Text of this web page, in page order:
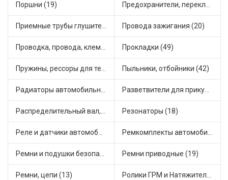
Поршни (19) Предохранители, переключатели, кнопки автомобильные (16)
Приемные трубы глушителя (19) Провода зажигания (20)
Проводка, провода, клеммы и разъемы (18) Прокладки (49)
Пружины, рессоры для техники (18) Пыльники, отбойники (42)
Радиаторы автомобильные (14) Разветвители для прикуривателя (4)
Распределительный вал, шестерни распределительного (6) Резонаторы (18)
Реле и датчики автомобильные (104) Ремкомплекты автомобильные (16)
Ремни и подушки безопасности (1) Ремни приводные (19)
Ремни, цепи (13) Ролики ГРМ и Натяжители (15)